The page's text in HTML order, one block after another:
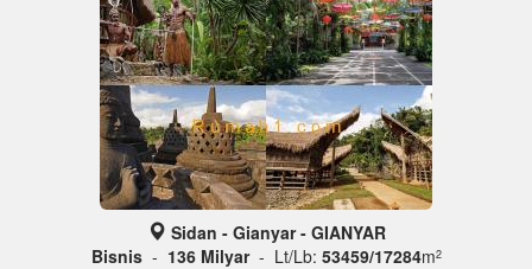
Sidan - Gianyar - GIANYAR
Bisnis- 136 Milyar - Lt/Lb: 53459/17284m2